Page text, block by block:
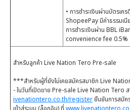
• การชำระเงินผ่านบัตรเ
ShopeePay มีค่าธรรมเ
การชำระเงินผ่าน BBL
convenience fee 0.5%
สำหรับลูกค้า Live Nation Tero Pre-sale
***สำหรับผู้ที่ยังไม่เคยสมัครสมาชิก Live
- ในวันที่เปิดขาย Pre-sale Live Nation Tero
ivenationtero.co.th/register ยืนยันการสมัค